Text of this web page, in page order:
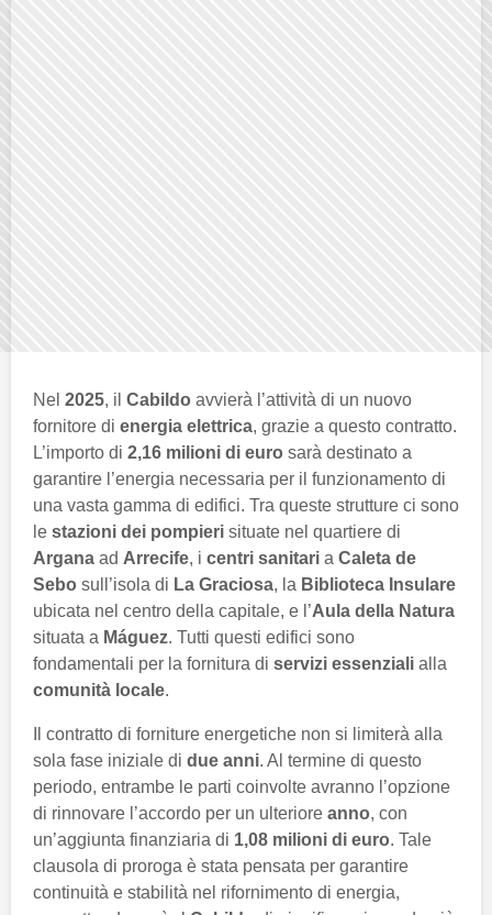
Nel 2025, il Cabildo avvierà l’attività di un nuovo
fornitore di energia elettrica, grazie a questo contratto.
L’importo di 2,16 milioni di euro sarà destinato a
garantire l’energia necessaria per il funzionamento di
una vasta gamma di edifici. Tra queste strutture ci sono
le stazioni dei pompieri situate nel quartiere di
Argana ad Arrecife, i centri sanitari a Caleta de
Sebo sull’isola di La Graciosa, la Biblioteca Insulare
ubicata nel centro della capitale, e l’Aula della Natura
situata a Máguez. Tutti questi edifici sono
fondamentali per la fornitura di servizi essenziali alla
comunità locale.
Il contratto di forniture energetiche non si limiterà alla
sola fase iniziale di due anni. Al termine di questo
periodo, entrambe le parti coinvolte avranno l’opzione
di rinnovare l’accordo per un ulteriore anno, con
un’aggiunta finanziaria di 1,08 milioni di euro. Tale
clausola di proroga è stata pensata per garantire
continuità e stabilità nel rifornimento di energia,